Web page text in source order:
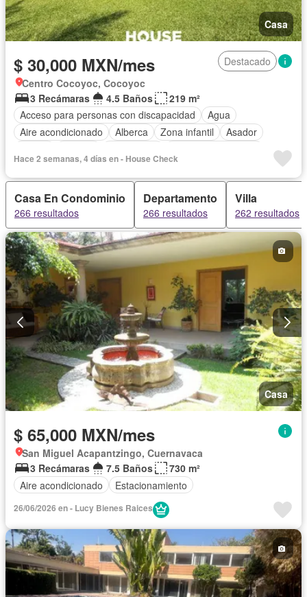
Casa
$ 30,000 MXN/mes
Destacado
Centro Cocoyoc, Cocoyoc
3 Recámaras
4.5 Baños
219 m²
Acceso para personas con discapacidad
Agua
Aire acondicionado
Alberca Zona infantil
Asador
Cisterna
Cocina equipada
Cocina integral
Cuarto de Limpieza
Electricidad
Estacionamiento
Recámara con closet
Terraza
Permite mascotas
Permite niños
Sin amueblar
Hace 2 semanas, 4 días en - House Check
Casa En Condominio
266 resultados
Departamento
266 resultados
Villa
262 resultados
Casa
$ 65,000 MXN/mes
San Miguel Acapantzingo, Cuernavaca
3 Recámaras
7.5 Baños
730 m²
Aire acondicionado
Estacionamiento
26/06/2026 en - Lucy Bienes Raices